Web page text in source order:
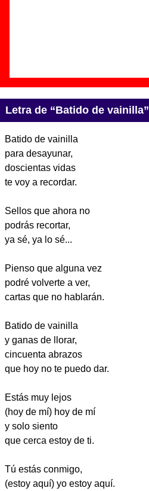
Letra de “Batido de vainilla”
Batido de vainilla
para desayunar,
doscientas vidas
te voy a recordar.
Sellos que ahora no
podrás recortar,
ya sé, ya lo sé...
Pienso que alguna vez
podré volverte a ver,
cartas que no hablarán.
Batido de vainilla
y ganas de llorar,
cincuenta abrazos
que hoy no te puedo dar.
Estás muy lejos
(hoy de mí) hoy de mí
y solo siento
que cerca estoy de ti.
Tú estás conmigo,
(estoy aquí) yo estoy aquí.